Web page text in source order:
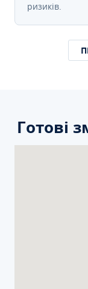
ризиків.
Готові